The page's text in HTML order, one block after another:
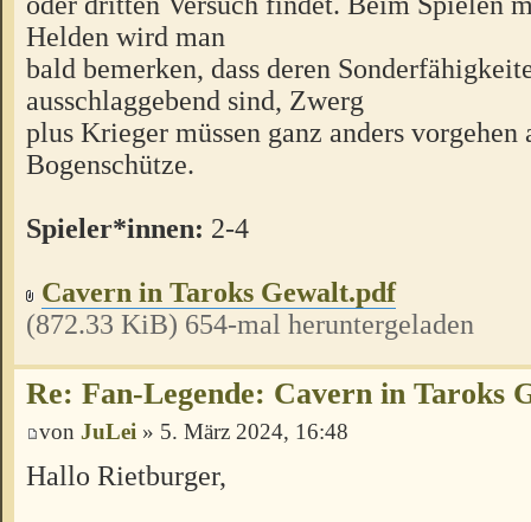
Helden wird man
bald bemerken, dass deren
ausschlaggebend sind, Zwerg
plus Krieger müssen ganz anders vorgehen
Bogenschütze.
Spieler*innen: 2-4
Cavern in Taroks Gewalt.pdf
(872.33 KiB) 654-mal heruntergeladen
Re: Fan-Legende: Cavern in Taroks
von JuLei » 5. März 2024, 16:48
Hallo Rietburger,